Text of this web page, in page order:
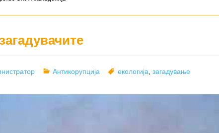
Categories
Антикорупција Tags
екологија ,загадување